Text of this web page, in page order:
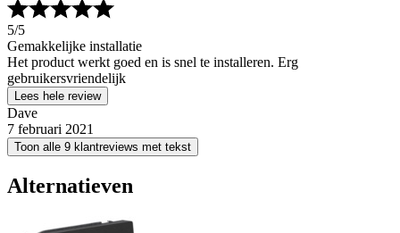
5/5
Gemakkelijke installatie
Het product werkt goed en is snel te installeren. Erg
gebruikersvriendelijk
Lees hele review
Dave
7 februari 2021
Toon alle 9 klantreviews met tekst
Alternatieven